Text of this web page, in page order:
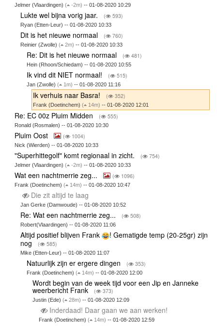
Jelmer (Vlaardingen) ( -2m) -- 01-08-2020 10:29
Lukte wel bijna vorig jaar. ( 593)
Ryan (Etten-Leur) -- 01-08-2020 10:33
Dit is het nieuwe normaal ( 760)
Reinier (Zwolle)( 2m) -- 01-08-2020 10:33
Re: Dit is het nieuwe normaal ( 481)
Hein (Rhoon/Schiedam) -- 01-08-2020 10:55
Ik vind dit NIET normaal! ( 515)
Jan (Zwolle) ( 1m) -- 01-08-2020 11:16
Ik verhuis naar Basra! ( 352)
Frank (Doetinchem)( 14m) -- 01-08-2020 12:01
Re: EC 00z Pluim Midden ( 555)
Ronald (Rosmalen) -- 01-08-2020 10:30
Pluim Oost ( 1004)
Nick (Wierden) -- 01-08-2020 10:33
"Superhittegolf" komt regionaal in zicht. ( 754)
Jelmer (Vlaardingen) ( -2m) -- 01-08-2020 10:33
Wat een nachtmerrie zeg... ( 1096)
Frank (Doetinchem) ( 14m) -- 01-08-2020 10:47
Die zit altijd te laag
Jan Gerke (Damwoude) -- 01-08-2020 10:52
Re: Wat een nachtmerrie zeg... ( 508)
Robert(Vlaardingen) -- 01-08-2020 11:06
Altijd positief blijven Frank
! Gematigde temp (20-25gr) zijn
nog
( 585)
Mike (Etten-Leur) -- 01-08-2020 11:07
Natuurlijk zijn er ergere dingen ( 353)
Frank (Doetinchem) ( 14m) -- 01-08-2020 12:00
Wordt begin van de week tijd voor een Jip en Janneke
weerbericht Frank ( 373)
Justin (Ede)( 28m) -- 01-08-2020 12:09
Inderdaad! Daar gaan we aan werken!
Frank (Doetinchem) ( 14m) -- 01-08-2020 12:59